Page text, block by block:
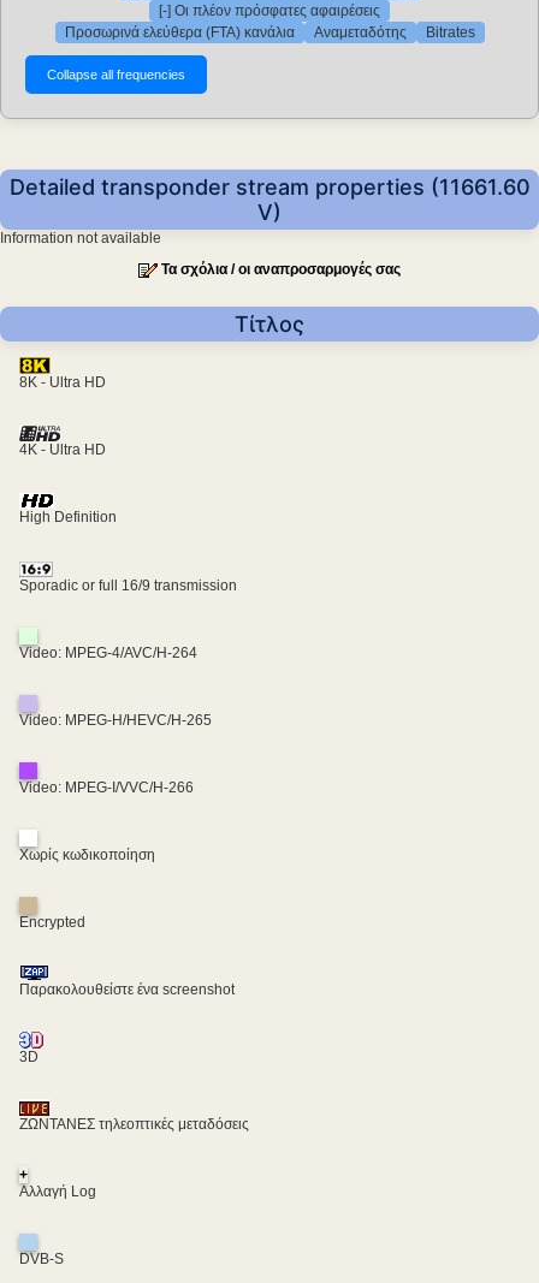
[-] Οι πλέον πρόσφατες αφαιρέσεις
Προσωρινά ελεύθερα (FTA) κανάλια
Αναμεταδότης Bitrates
Detailed transponder stream properties (11661.60
V)
Information not available
Τα σχόλια / οι αναπροσαρμογές σας
Τίτλος
8K - Ultra HD
4K - Ultra HD
High Definition
Sporadic or full 16/9 transmission
Video: MPEG-4/AVC/H-264
Video: MPEG-H/HEVC/H-265
Video: MPEG-I/VVC/H-266
Χωρίς κωδικοποίηση
Encrypted
Παρακολουθείστε ένα screenshot
3D
ΖΩΝΤΑΝΕΣ τηλεοπτικές μεταδόσεις
+
Αλλαγή Log
DVB-S